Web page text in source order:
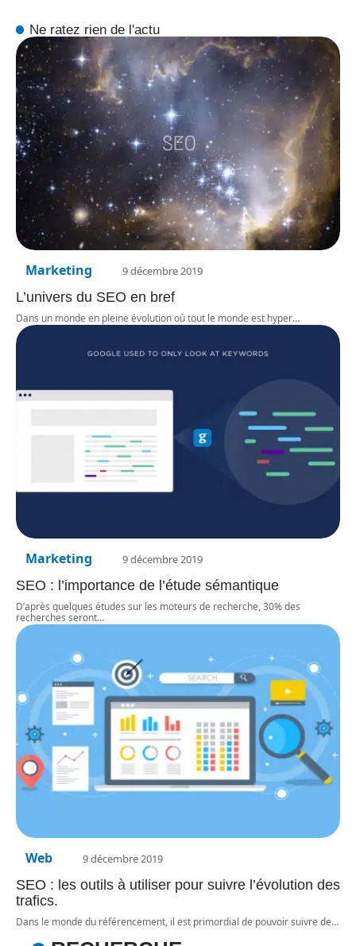
Ne ratez rien de l'actu
Marketing 9 décembre 2019
L’univers du SEO en bref
Dans un monde en pleine évolution où tout le monde est hyper…
Marketing 9 décembre 2019
SEO : l’importance de l’étude sémantique
D’après quelques études sur les moteurs de recherche, 30% des
recherches seront…
Web 9 décembre 2019
SEO : les outils à utiliser pour suivre l’évolution des
trafics.
Dans le monde du référencement, il est primordial de pouvoir suivre de…